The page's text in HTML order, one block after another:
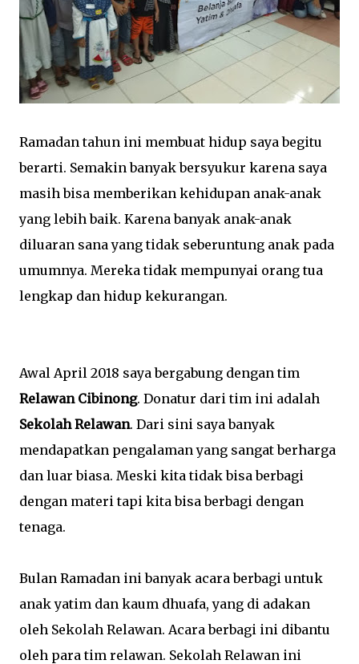
Ramadan tahun ini membuat hidup saya begitu
berarti. Semakin banyak bersyukur karena saya
masih bisa memberikan kehidupan anak-anak
yang lebih baik. Karena banyak anak-anak
diluaran sana yang tidak seberuntung anak pada
umumnya. Mereka tidak mempunyai orang tua
lengkap dan hidup kekurangan.
Awal April 2018 saya bergabung dengan tim
Relawan Cibinong. Donatur dari tim ini adalah
Sekolah Relawan. Dari sini saya banyak
mendapatkan pengalaman yang sangat berharga
dan luar biasa. Meski kita tidak bisa berbagi
dengan materi tapi kita bisa berbagi dengan
tenaga.
Bulan Ramadan ini banyak acara berbagi untuk
anak yatim dan kaum dhuafa, yang di adakan
oleh Sekolah Relawan. Acara berbagi ini dibantu
oleh para tim relawan. Sekolah Relawan ini